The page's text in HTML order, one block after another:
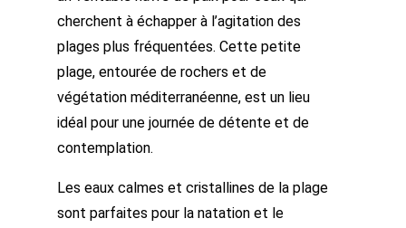
cherchent à échapper à l’agitation des
plages plus fréquentées. Cette petite
plage, entourée de rochers et de
végétation méditerranéenne, est un lieu
idéal pour une journée de détente et de
contemplation.
Les eaux calmes et cristallines de la plage
sont parfaites pour la natation et le